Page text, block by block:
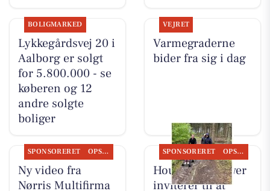
BOLIGMARKED
Lykkegårdsvej 20 i
Aalborg er solgt
for 5.800.000 - se
køberen og 12
andre solgte
boliger
VEJRET
Varmegraderne
bider fra sig i dag
SPONSORERET OPSLAGSTAVLEN
Ny video fra
Nørris Multifirma
SPONSORERET OPSLAGSTAVLEN
Houen Life Power
inviterer til at